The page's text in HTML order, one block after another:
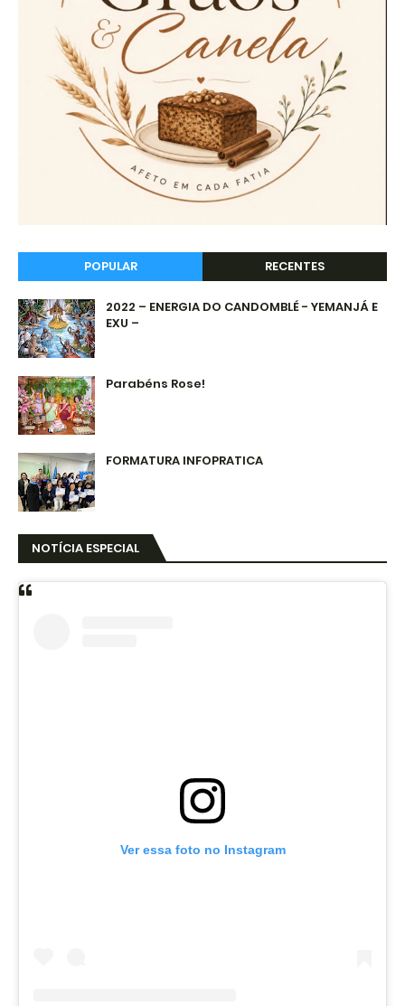
POPULAR RECENTES
2022 – ENERGIA DO CANDOMBLÉ - YEMANJÁ E
EXU –
Parabéns Rose!
FORMATURA INFOPRATICA
NOTÍCIA ESPECIAL
Ver essa foto no Instagram